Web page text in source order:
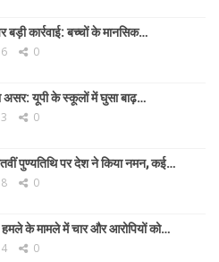
बड़ी कार्रवाई: बच्चों के मानसिक…
6 0
असर: यूपी के स्कूलों में घुसा बाढ़…
3 0
पुण्यतिथि पर देश ने किया नमन, कई…
8 0
हमले के मामले में चार और आरोपियों को…
4 0